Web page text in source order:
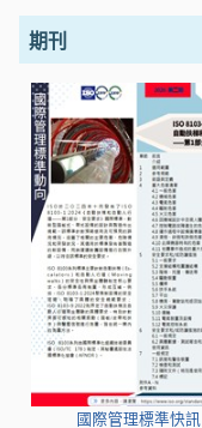
期刊
國際管理標準快訊